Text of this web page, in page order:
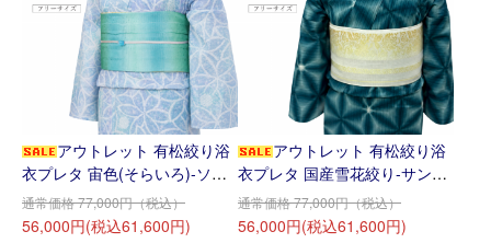
アウトレット 有松絞り浴
衣プレタ 宙色(そらいろ)-ソー
ダ♪
通常価格 77,000円（税込）
56,000円(税込61,600円)
アウトレット 有松絞り浴
衣プレタ 国産雪花絞り-サンゴ
礁の海♪
通常価格 77,000円（税込）
56,000円(税込61,600円)